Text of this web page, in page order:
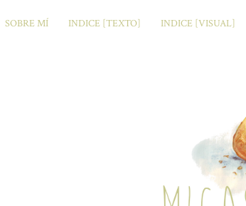
SOBRE MÍ INDICE [TEXTO] INDICE [VISUAL]